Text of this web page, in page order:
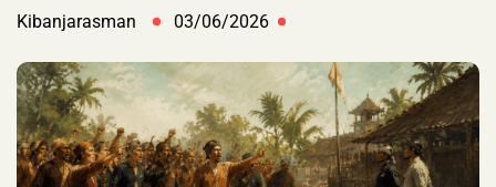
Kibanjarasman 03/06/2026